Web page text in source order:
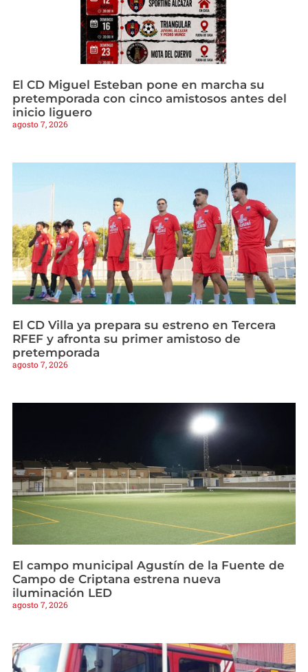
El CD Miguel Esteban pone en marcha su
pretemporada con cinco amistosos antes del
inicio liguero
agosto 7, 2026
El CD Villa ya prepara su estreno en Tercera
RFEF y afronta su primer amistoso de
pretemporada
agosto 7, 2026
El campo municipal Agustín de la Fuente de
Campo de Criptana estrena nueva
iluminación LED
agosto 7, 2026